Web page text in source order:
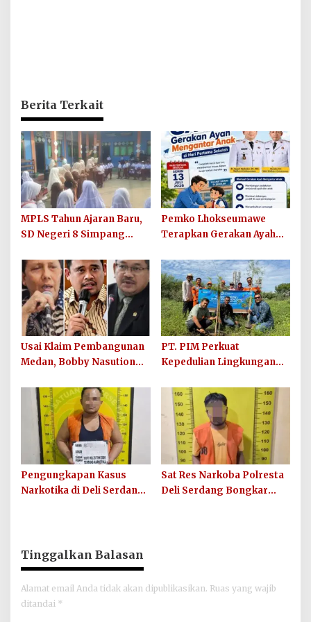
Berita Terkait
MPLS Tahun Ajaran Baru,
SD Negeri 8 Simpang
Sekolah Berkualitas dan
Berkarakter
Pemko Lhokseumawe
Terapkan Gerakan Ayah
Sekolah
Usai Klaim Pembangunan
Medan, Bobby Nasution
Bukan Sekadar Narasi
Politik
PT. PIM Perkuat
Kepedulian Lingkungan
Penguatan Ekosistem
Pengungkapan Kasus
Narkotika di Deli Serdang,
Sat Res Narkoba Polresta
Deli Serdang Bongkar
Tinggalkan Balasan
Alamat email Anda tidak akan dipublikasikan. Ruas yang wajib
ditandai *